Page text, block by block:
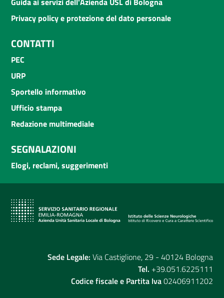
Privacy policy e protezione del dato personale
CONTATTI
PEC
URP
Sportello informativo
Ufficio stampa
Redazione multimediale
SEGNALAZIONI
Elogi, reclami, suggerimenti
Sede Legale: Via Castiglione, 29 - 40124 Bologna
Tel. +39.051.6225111
Codice fiscale e Partita Iva02406911202